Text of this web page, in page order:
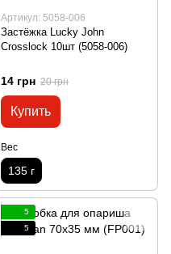
Артикул: 5058-006
Застёжка Lucky John
Crosslock 10шт (5058-006)
14 грн 20 грн
Купить
Вес
135 г
5
5